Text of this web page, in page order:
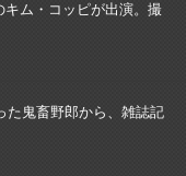
ム・コッピが出演。撮
た鬼畜野郎から、雑誌記